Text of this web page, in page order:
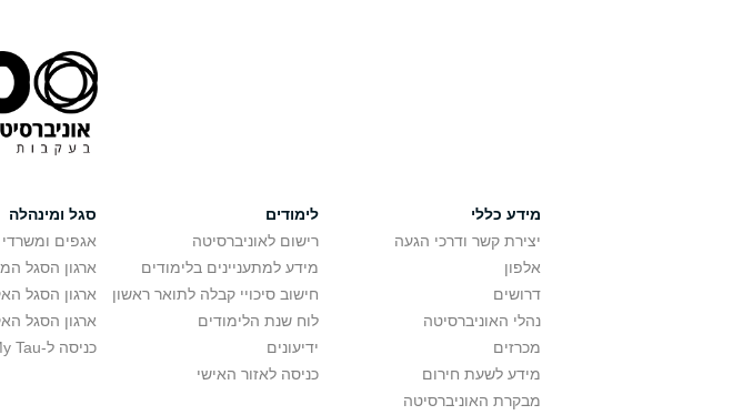
מידע כללי
יצירת קשר ודרכי הגעה
אלפון
דרושים
נהלי האוניברסיטה
מכרזים
מידע לשעת חירום
מבקרת האוניברסיטה
לימודים
רישום לאוניברסיטה
מידע למתעניינים בלימודים
חישוב סיכויי קבלה לתואר ראשון
לוח שנת הלימודים
ידיעונים
כניסה לאזור האישי
סגל ומינהלה
אגפים
ארגון הסגל
ארגון הסגל
ארגון הסגל
כניסה ל-My Tau